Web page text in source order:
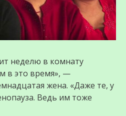
неделю в комнату
в это время», —
жена. «Даже те, у
Ведь им тоже